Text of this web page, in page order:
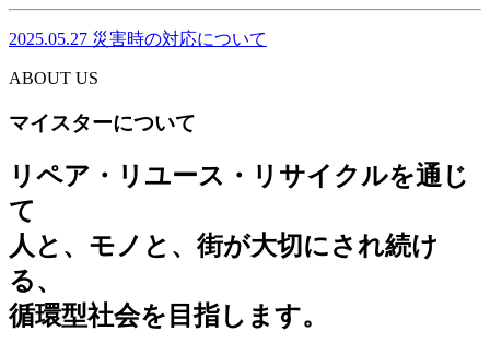
2025.05.27 災害時の対応について
ABOUT US
マイスターについて
リペア・リユース・リサイクルを通じ
て
人と、モノと、街が大切にされ続け
る、
循環型社会を目指します。